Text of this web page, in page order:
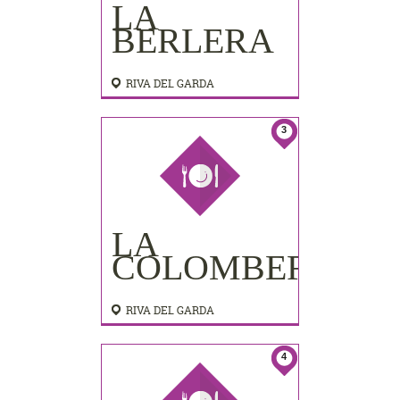
LA
BERLERA
RIVA DEL GARDA
3
LA
COLOMBERA
RIVA DEL GARDA
4